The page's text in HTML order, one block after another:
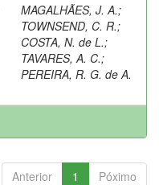
MAGALHÃES, J. A.;
TOWNSEND, C. R.;
COSTA, N. de L.;
TAVARES, A. C.;
PEREIRA, R. G. de A.
Anterior 1 Póximo